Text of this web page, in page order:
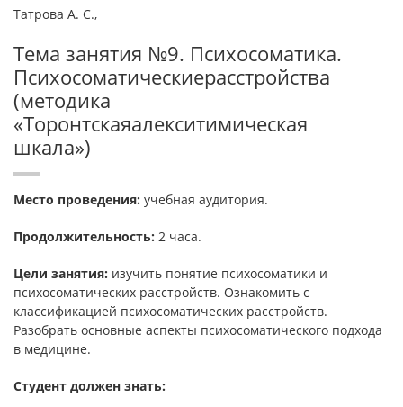
Татрова А. С.,
Тема занятия №9. Психосоматика.
Психосоматическиерасстройства
(методика
«Торонтскаяалекситимическая
шкала»)
Место проведения: учебная аудитория.
Продолжительность: 2 часа.
Цели занятия: изучить понятие психосоматики и
психосоматических расстройств. Ознакомить с
классификацией психосоматических расстройств.
Разобрать основные аспекты психосоматического подхода
в медицине.
Студент должен знать: